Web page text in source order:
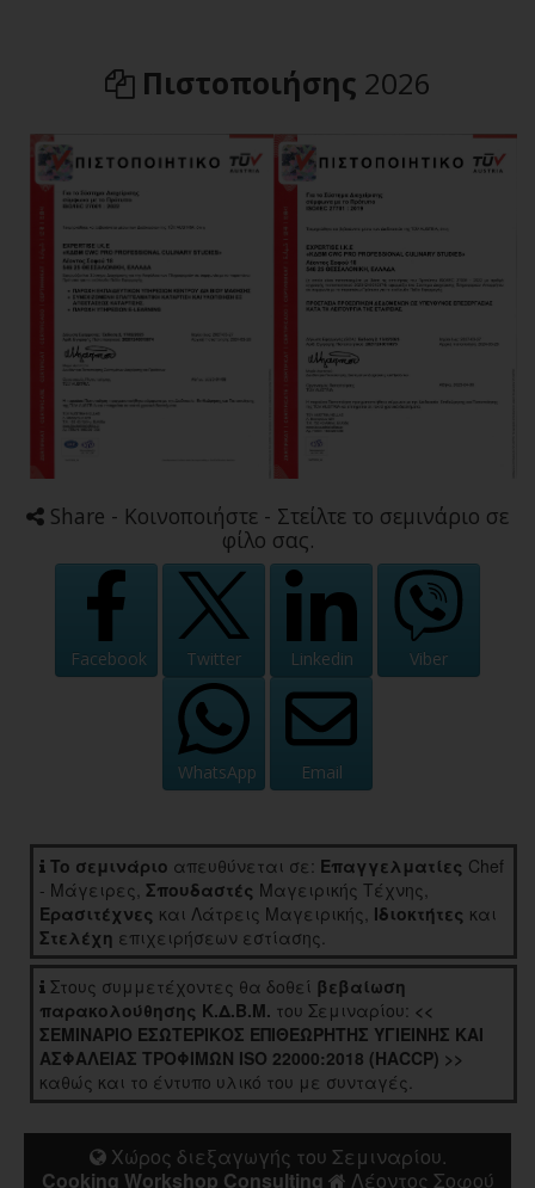
Πιστοποιήσης 2026
Share - Κοινοποιήστε - Στείλτε το σεμινάριο σε
φίλο σας.
Facebook Twitter Linkedin Viber
WhatsApp Email
To σεμινάριο απευθύνεται σε: Επαγγελματίες Chef
- Μάγειρες, Σπουδαστές Μαγειρικής Τέχνης,
Ερασιτέχνες και Λάτρεις Μαγειρικής, Ιδιοκτήτες και
Στελέχη επιχειρήσεων εστίασης.
Στους συμμετέχοντες θα δοθεί βεβαίωση
παρακολούθησης Κ.Δ.Β.Μ. του Σεμιναρίου: <<
ΣΕΜΙΝΑΡΙΟ ΕΣΩΤΕΡΙΚΟΣ ΕΠΙΘΕΩΡΗΤΗΣ ΥΓΙΕΙΝΗΣ ΚΑΙ
ΑΣΦΑΛΕΙΑΣ ΤΡΟΦΙΜΩΝ ISO 22000:2018 (HACCP) >>
καθώς και το έντυπο υλικό του με συνταγές.
Χώρος διεξαγωγής του Σεμιναρίου.
Cooking Workshop Consulting
Λέοντος Σοφού